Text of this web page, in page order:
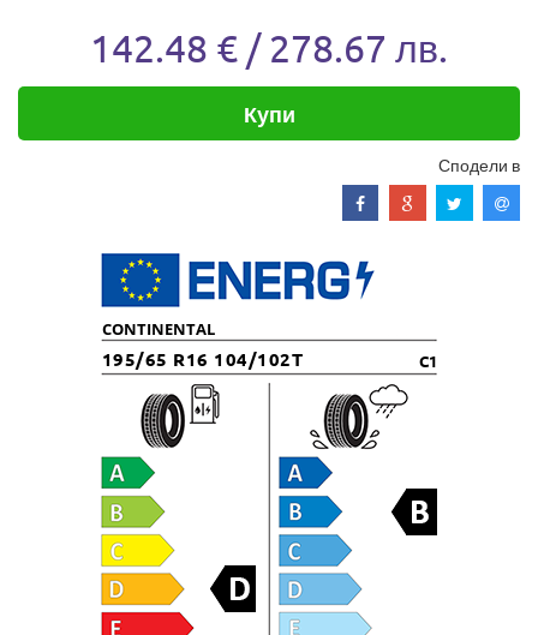
142.48 € / 278.67 лв.
Купи
Сподели в
CONTINENTAL
195/65 R16 104/102T C1